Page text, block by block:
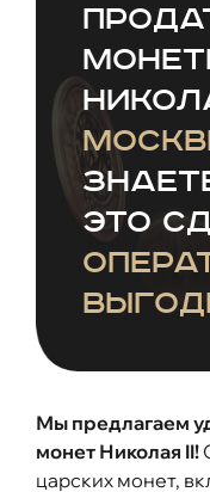
это
Мы предлагаем
монет Николая II!
царских монет,